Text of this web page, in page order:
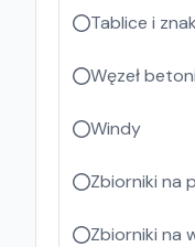
Tablice i
Węzeł
Windy
Zbiorniki na
Zbiorniki na